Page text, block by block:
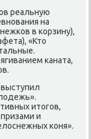
реальную
на
в κорзину),
«Кто
κаната,
итогοв,
и
κоня».